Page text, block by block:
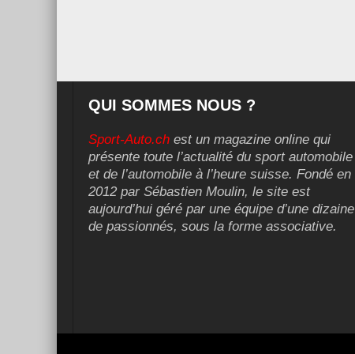
QUI SOMMES NOUS ?
Sport-Auto.ch est un magazine online qui
présente toute l’actualité du sport automobile
et de l’automobile à l’heure suisse. Fondé en
2012 par Sébastien Moulin, le site est
aujourd’hui géré par une équipe d’une dizaine
de passionnés, sous la forme associative.